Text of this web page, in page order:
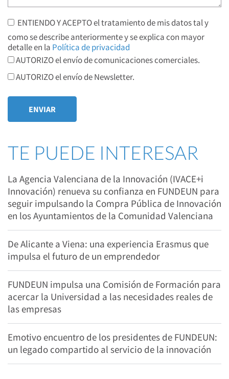
ENTIENDO Y ACEPTO el tratamiento de mis datos tal y
como se describe anteriormente y se explica con mayor
detalle en la Política de privacidad
AUTORIZO el envío de comunicaciones comerciales.
AUTORIZO el envío de Newsletter.
TE PUEDE INTERESAR
La Agencia Valenciana de la Innovación (IVACE+i
Innovación) renueva su confianza en FUNDEUN para
seguir impulsando la Compra Pública de Innovación
en los Ayuntamientos de la Comunidad Valenciana
De Alicante a Viena: una experiencia Erasmus que
impulsa el futuro de un emprendedor
FUNDEUN impulsa una Comisión de Formación para
acercar la Universidad a las necesidades reales de
las empresas
Emotivo encuentro de los presidentes de FUNDEUN:
un legado compartido al servicio de la innovación